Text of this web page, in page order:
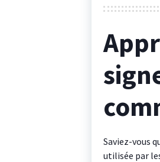
Saviez-vous
utilisée par